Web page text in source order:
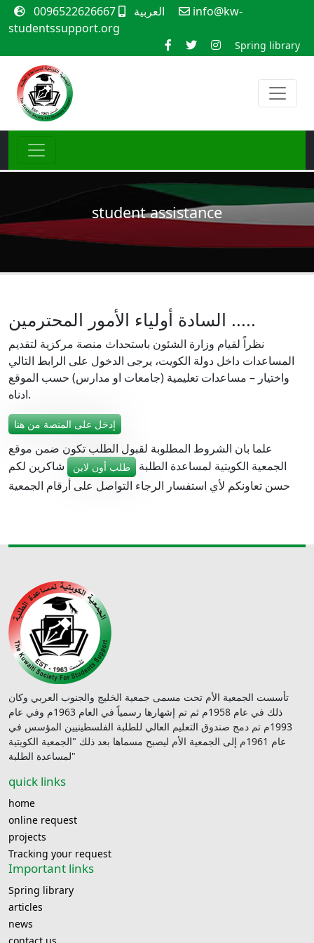
العربية
info@kw-
studentssupport.org
Spring library
student assistance
السادة أولياء الأمور المحترمين .....
نظراً لقيام وزارة الشئون باستحداث منصة مركزية لتقديم
المساعدات داخل دولة الكويت، يرجى الدخول على الرابط التالي
واختيار – مساعدات تعليمية (جامعات او مدارس) حسب الموقع
ادناه.
إدخل على المنصة من هنا
علما بان الشروط المطلوبة لقبول الطلب تكون ضمن موقع
الجمعية الكويتية لمساعدة الطلبة
طلب أون لاين
شاكرين لكم
حسن تعاونكم لأي استفسار الرجاء التواصل على أرقام الجمعية
تأسست الجمعية الأم تحت مسمى جمعية الخليج والجنوب العربي وكان
ذلك في عام 1958م ثم تم إشهارها رسمياً في العام 1963م وفي عام
1993م تم دمج صندوق التعليم العالي للطلبة الفلسطينيين المؤسس في
عام 1961م إلى الجمعية الأم ليصبح مسماها بعد ذلك "الجمعية الكويتية
لمساعدة الطلبة"
quick links
home
online request
projects
Tracking your request
Important links
Spring library
articles
news